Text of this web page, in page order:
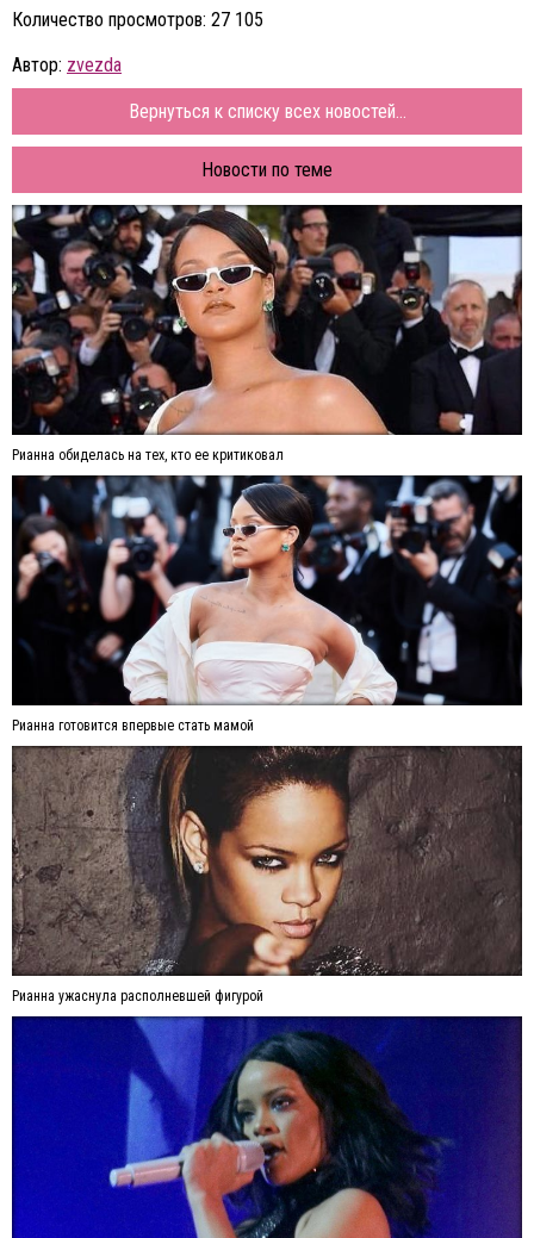
Количество просмотров: 27 105
Автор: zvezda
Вернуться к списку всех новостей...
Новости по теме
Рианна обиделась на тех, кто ее критиковал
Рианна готовится впервые стать мамой
Рианна ужаснула располневшей фигурой